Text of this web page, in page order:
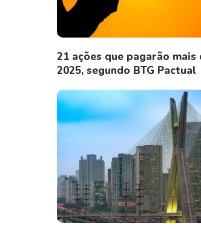
21 ações que pagarão mais
2025, segundo BTG Pactual